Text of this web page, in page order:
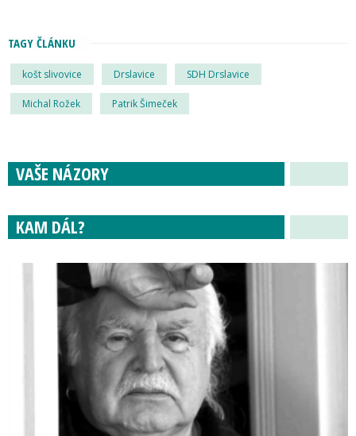
TAGY ČLÁNKU
košt slivovice Drslavice SDH Drslavice
Michal Rožek Patrik Šimeček
VAŠE NÁZORY
KAM DÁL?